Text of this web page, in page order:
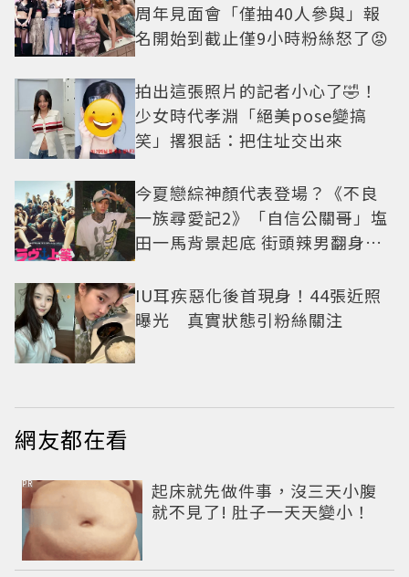
周年見面會「僅抽40人參與」報
名開始到截止僅9小時粉絲怒了😡
拍出這張照片的記者小心了🤣！
少女時代孝淵「絕美pose變搞
笑」撂狠話：把住址交出來
今夏戀綜神顏代表登場？《不良
一族尋愛記2》「自信公關哥」塩
田一馬背景起底 街頭辣男翻身當
IU耳疾惡化後首現身！44張近照
曝光 真實狀態引粉絲關注
網友都在看
起床就先做件事，沒三天小腹
就不見了! 肚子一天天變小！
PR